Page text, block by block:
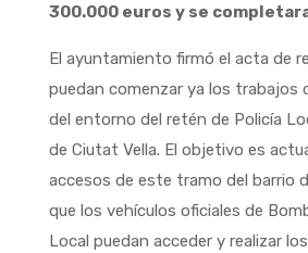
300.000 euros y se
El ayuntamiento firmó el acta de
puedan comenzar ya los trabajos
del entorno del retén de Policía
de Ciutat Vella. El objetivo es
accesos de este tramo del barrio
que los vehículos oficiales de
Local puedan acceder y realizar